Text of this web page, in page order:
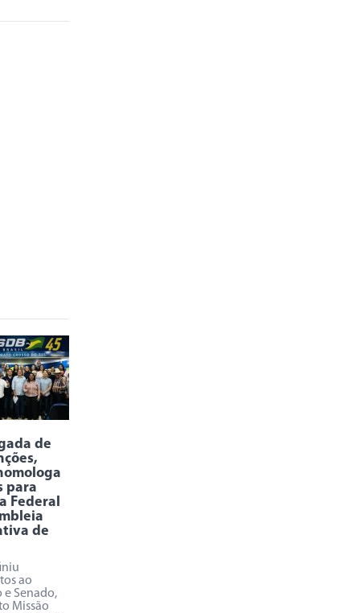
de
para
Federal
de
ao
Senado,
Missão